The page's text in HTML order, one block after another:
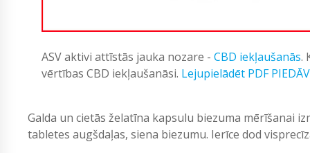
ASV aktivi attīstās jauka nozare - CBD iekļaušanās.
vērtības CBD iekļaušanāsi. Lejupielādēt PDF
Galda un cietās želatīna kapsulu biezuma mērīšanai
tabletes augšdaļas, siena biezumu. Ierīce dod